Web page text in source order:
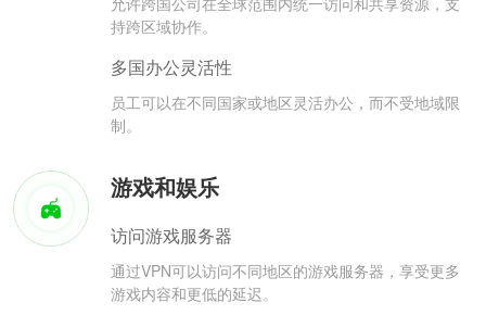
持跨区域协作。
多国办公灵活性
员工可以在不同国家或地区灵活办公，而不受地域限
制。
游戏和娱乐
访问游戏服务器
通过VPN可以访问不同地区的游戏服务器，享受更多
游戏内容和更低的延迟。